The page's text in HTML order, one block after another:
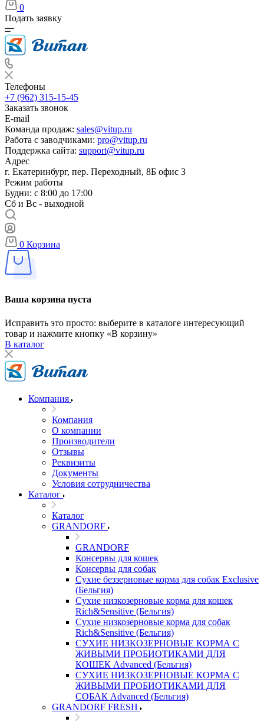
0
Подать заявку
Телефоны
+7 (962) 315-15-45
Заказать звонок
E-mail
Команда продаж: sales@vitup.ru
Работа с заводчиками: pro@vitup.ru
Поддержка сайта: support@vitup.ru
Адрес
г. Екатеринбург, пер. Переходный, 8Б офис 3
Режим работы
Будни: с 8:00 до 17:00
Сб и Вс - выходной
0 Корзина
Ваша корзина пуста
Исправить это просто: выберите в каталоге интересующий
товар и нажмите кнопку «В корзину»
В каталог
Компания
Компания
О компании
Производители
Отзывы
Реквизиты
Документы
Условия сотрудничества
Каталог
Каталог
GRANDORF
GRANDORF
Консервы для кошек
Консервы для собак
Сухие беззерновые корма для собак Exclusive
(Бельгия)
Сухие низкозерновые корма для кошек
Rich&Sensitive (Бельгия)
Сухие низкозерновые корма для собак
Rich&Sensitive (Бельгия)
СУХИЕ НИЗКОЗЕРНОВЫЕ КОРМА С
ЖИВЫМИ ПРОБИОТИКАМИ ДЛЯ
КОШЕК Advanced (Бельгия)
СУХИЕ НИЗКОЗЕРНОВЫЕ КОРМА С
ЖИВЫМИ ПРОБИОТИКАМИ ДЛЯ
СОБАК Advanced (Бельгия)
GRANDORF FRESH